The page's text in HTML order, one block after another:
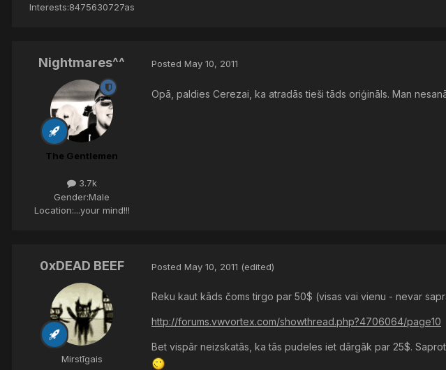
Interests:8475630727as
Nightmares^^
The Gentlemen
3.7k
Gender:Male
Location:...your mind!!!
Posted May 10, 2011
Opā, paldies Cerezai, ka atradās tieši tāds oriģināls. Man
0xDEAD BEEF
Mirstīgais
Posted May 10, 2011 (edited)
Reku kaut kāds čoms tirgo par 50$ (visas vai vienu - nevar
http://forums.vwvortex.com/showthread.php?4706064/page10
Bet vispār neizskatās, ka tās pudeles iet dārgāk par 25$.